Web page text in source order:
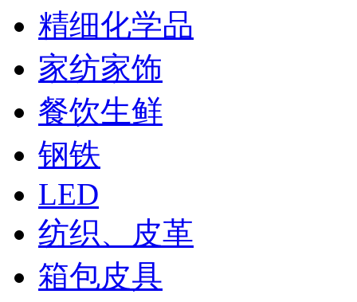
精细化学品
家纺家饰
餐饮生鲜
钢铁
LED
纺织、皮革
箱包皮具